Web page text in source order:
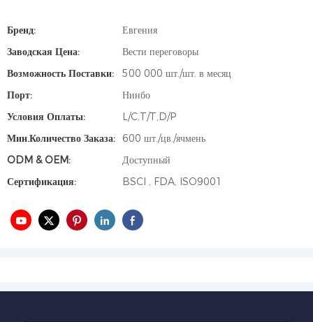
Бренд:
Евгения
Заводская Цена:
Вести переговоры
Возможность Поставки:
500 000 шт./шт. в месяц
Порт:
Нинбо
Условия Оплаты:
L/C,T/T,D/P
Мин.количество Заказа:
600 шт./цв./ячмень
ODM & OEM:
Доступный
Сертификация:
BSCI , FDA, ISO9001